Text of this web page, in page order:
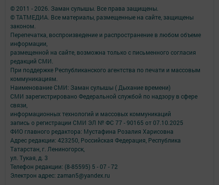
© 2011 - 2026. Заман сулышы. Все права защищены.
© ТАТМЕДИА. Все материалы, размещенные на сайте, защищены
законом.
Перепечатка, воспроизведение и распространение в любом объеме
информации,
размещенной на сайте, возможна только с письменного согласия
редакций СМИ.
При поддержке Республиканского агентства по печати и массовым
коммуникациям.
Наименование СМИ: Заман сулышы ( Дыхание времени)
СМИ зарегистрировано Федеральной службой по надзору в сфере
связи,
информационных технологий и массовых коммуникаций
запись о регистрации СМИ ЭЛ № ФС 77 - 90165 от 07.10.2025
ФИО главного редактора: Мустафина Розалия Харисовна
Адрес редакции: 423250, Российская Федерация, Республика
Татарстан, г. Лениногорск,
ул. Тукая, д. 3
Телефон редакции: (8-85595) 5 - 07 - 72
Электрон адрес: zaman5@yandex.ru